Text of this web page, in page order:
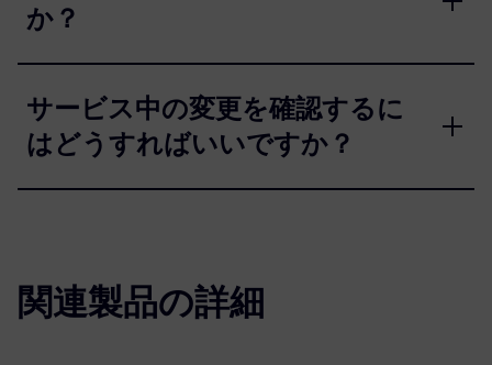
か？
サービス中の変更を確認するに
はどうすればいいですか？
関連製品の詳細